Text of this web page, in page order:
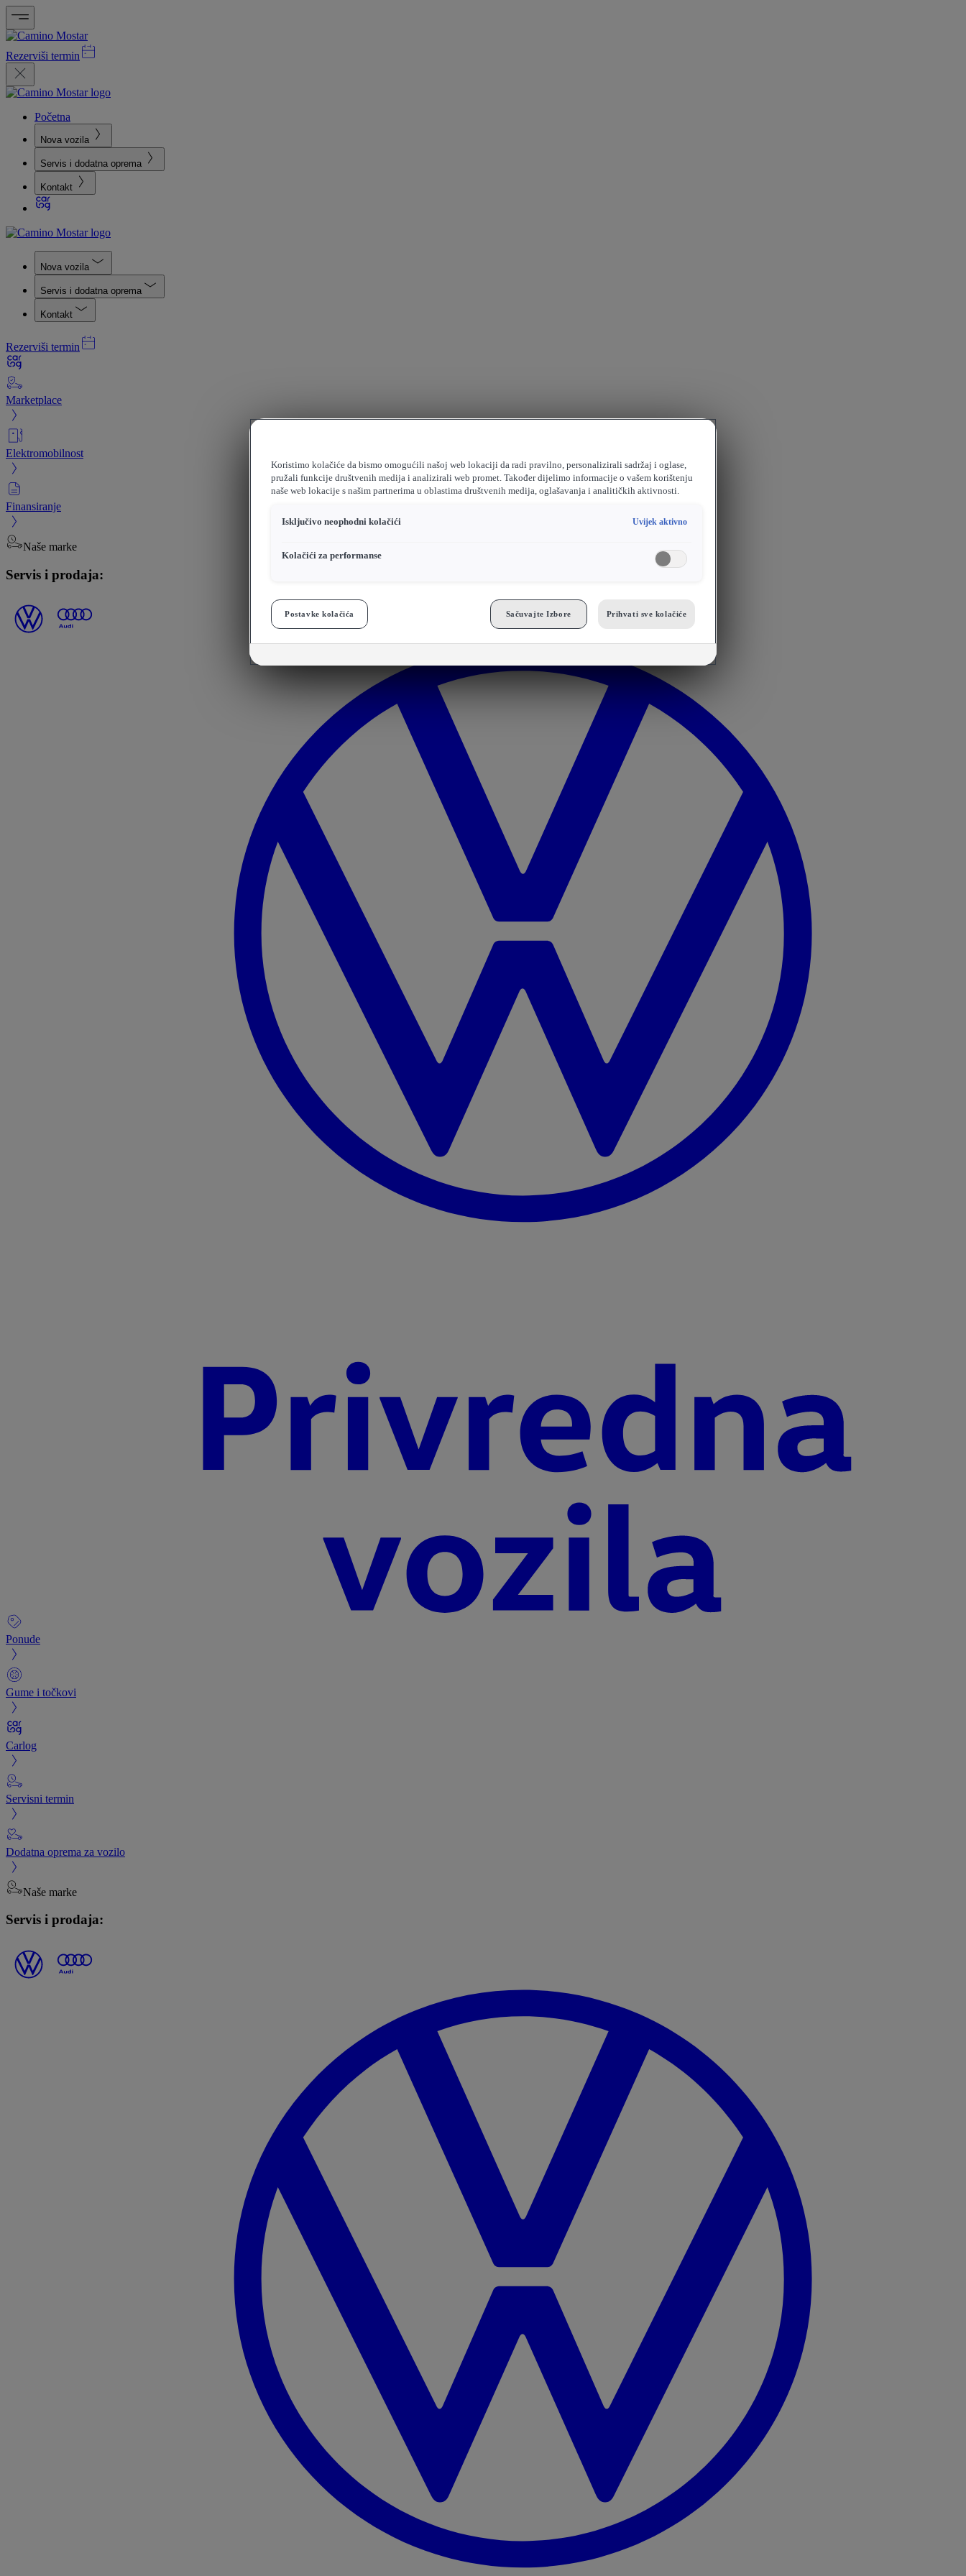
Rezerviši termin
Početna
Nova vozila
Servis i dodatna oprema
Kontakt
Nova vozila
Servis i dodatna oprema
Kontakt
Rezerviši termin
Marketplace
Elektromobilnost
Finansiranje
Naše marke
Servis i prodaja:
Ponude
Gume i točkovi
Carlog
Servisni termin
Dodatna oprema za vozilo
Naše marke
Servis i prodaja:
Koristimo kolačiće da bismo omogućili našoj web lokaciji da radi pravilno, personalizirali sadržaj i oglase,
pružali funkcije društvenih medija i analizirali web promet. Također dijelimo informacije o vašem korištenju
naše web lokacije s našim partnerima u oblastima društvenih medija, oglašavanja i analitičkih aktivnosti.
Isključivo neophodni kolačići Uvijek aktivno
Kolačići za performanse
Postavke kolačića Sačuvajte Izbore Prihvati sve kolačiće